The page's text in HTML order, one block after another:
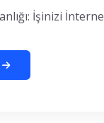
İşinizi